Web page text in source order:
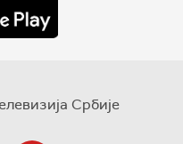
Србије